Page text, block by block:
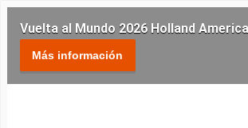
Vuelta al Mundo 2026 Holland
Más información